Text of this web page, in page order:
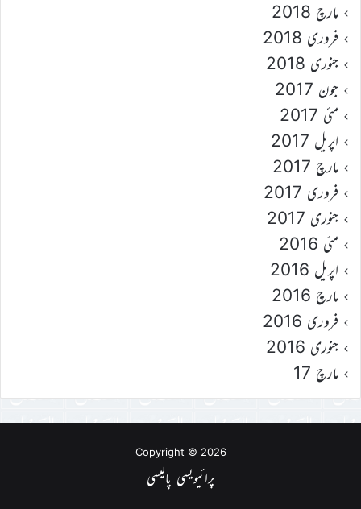
مارچ 2018
فروری 2018
جنوری 2018
جون 2017
مئی 2017
اپریل 2017
مارچ 2017
فروری 2017
جنوری 2017
مئی 2016
اپریل 2016
مارچ 2016
فروری 2016
جنوری 2016
مارچ 17
Copyright © 2026
پرائیویسی پالیسی